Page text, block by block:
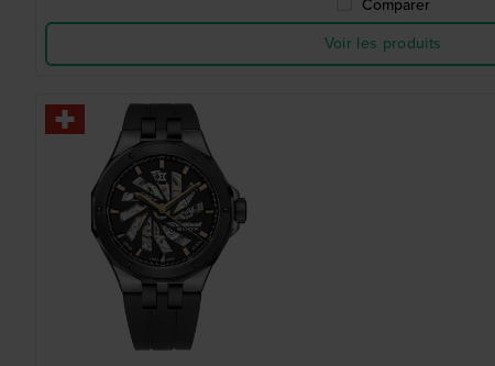
Comparer
Voir les produits